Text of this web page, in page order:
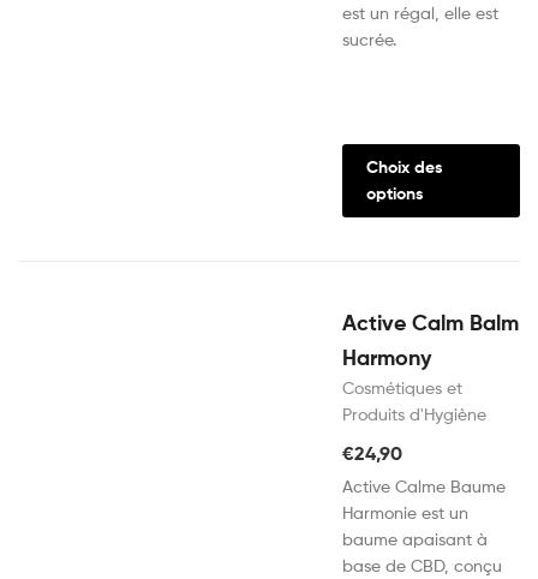
est un régal, elle est
sucrée.
Choix des
options
Active Calm Balm
Harmony
Cosmétiques et
Produits d'Hygiène
€24,90
Active Calme Baume
Harmonie est un
baume apaisant à
base de CBD, conçu